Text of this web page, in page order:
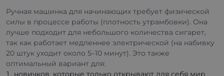
Ручная машинка для начинающих требует физической
силы в процессе работы (плотность утрамбовки). Она
лучше подходит для небольшого количества сигарет,
так как работает медленнее электрической (на набивку
20 штук уходит около 5–10 минут). Это также
оптимальный вариант для:
новичков, которые только открывают для себя мир